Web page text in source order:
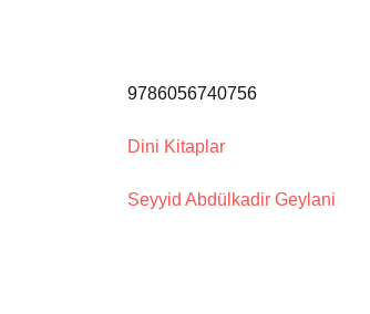
9786056740756
Dini Kitaplar
Seyyid Abdülkadir Geylani